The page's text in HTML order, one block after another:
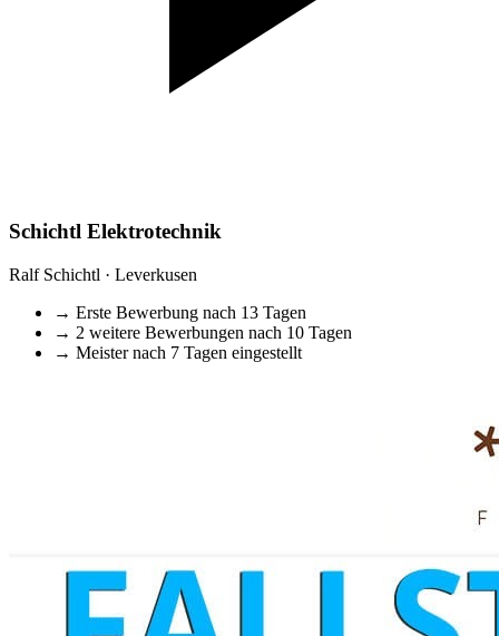
Schichtl Elektrotechnik
Ralf Schichtl · Leverkusen
→ Erste Bewerbung nach 13 Tagen
→ 2 weitere Bewerbungen nach 10 Tagen
→ Meister nach 7 Tagen eingestellt